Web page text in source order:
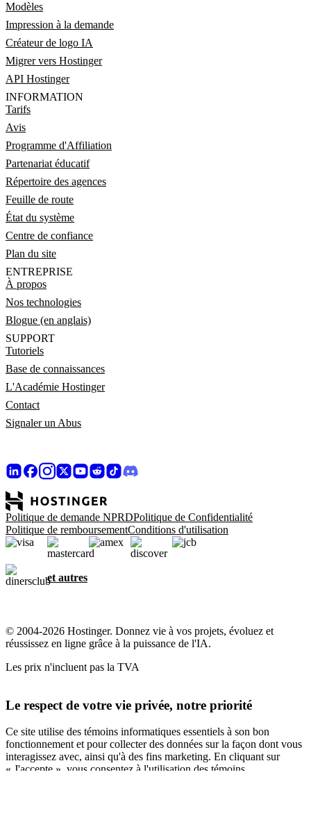
Modèles
Impression à la demande
Créateur de logo IA
Migrer vers Hostinger
API Hostinger
INFORMATION
Tarifs
Avis
Programme d'Affiliation
Partenariat éducatif
Répertoire des agences
Feuille de route
État du système
Centre de confiance
Plan du site
ENTREPRISE
À propos
Nos technologies
Blogue (en anglais)
SUPPORT
Tutoriels
Base de connaissances
L'Académie Hostinger
Contact
Signaler un Abus
Politique de demande NPRDPolitique de Confidentialité
Politique de remboursementConditions d'utilisation
et autres
© 2004-2026 Hostinger. Donnez vie à vos projets, évoluez et
réussissez en ligne grâce à la puissance de l'IA.
Les prix n'incluent pas la TVA
Le respect de votre vie privée, notre priorité
Ce site utilise des témoins informatiques essentiels à son bon
fonctionnement et pour collecter des données sur la façon dont vous
interagissez avec, ainsi qu'à des fins marketing. En cliquant sur
« J'accepte », vous consentez à l'utilisation des témoins